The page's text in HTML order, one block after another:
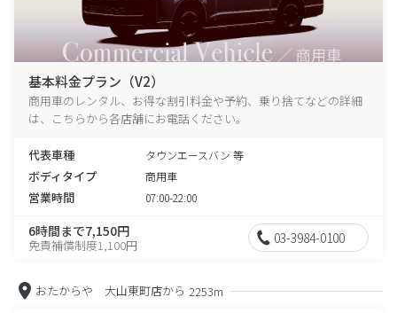
基本料金プラン（V2）
商用車のレンタル、お得な割引料金や予約、乗り捨てなどの詳細
は、こちらから各店舗にお電話ください。
代表車種 タウンエースバン 等
ボディタイプ 商用車
営業時間 07:00-22:00
6時間まで7,150円
免責補償制度1,100円 03-3984-0100
おたからや 大山東町店から 2253m